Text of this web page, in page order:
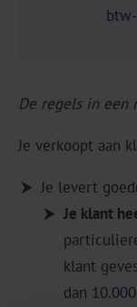
De regels in een
Je verkoopt aan
Je levert
Je klant
klant
dan